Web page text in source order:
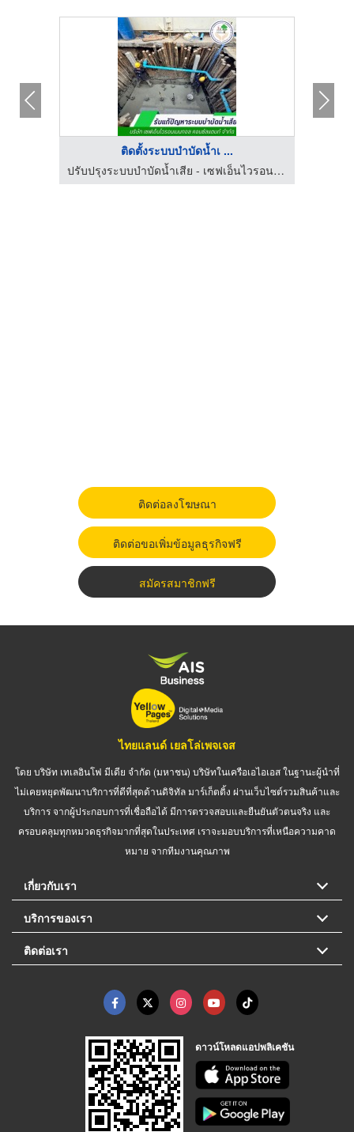
ติดตั้งระบบบำบัดน้ำเ ...
ปรับปรุงระบบบำบัดน้ำเสีย - เซฟเอ็นไวรอนเมนทอล
ติดต่อลงโฆษณา
ติดต่อขอเพิ่มข้อมูลธุรกิจฟรี
สมัครสมาชิกฟรี
ไทยแลนด์ เยลโล่เพจเจส
โดย บริษัท เทเลอินโฟ มีเดีย จำกัด (มหาชน) บริษัทในเครือเอไอเอส ในฐานะผู้นำที่
ไม่เคยหยุดพัฒนาบริการที่ดีที่สุดด้านดิจิทัล มาร์เก็ตติ้ง ผ่านเว็บไซต์รวมสินค้าและ
บริการ จากผู้ประกอบการที่เชื่อถือได้ มีการตรวจสอบและยืนยันตัวตนจริง และ
ครอบคลุมทุกหมวดธุรกิจมากที่สุดในประเทศ เราจะมอบบริการที่เหนือความคาด
หมาย จากทีมงานคุณภาพ
เกี่ยวกับเรา
บริการของเรา
ติดต่อเรา
ดาวน์โหลดแอปพลิเคชัน